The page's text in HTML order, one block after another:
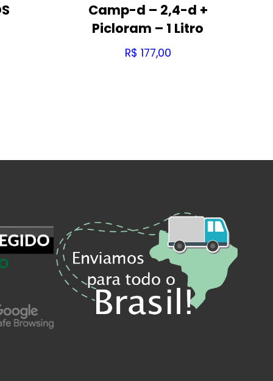
Camp-d – 2,4-d +
Picloram – 1 Litro
R$ 177,00